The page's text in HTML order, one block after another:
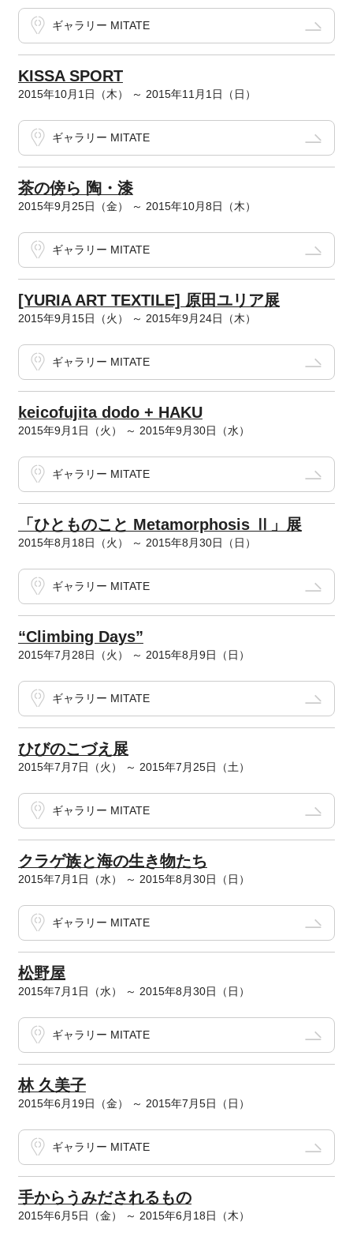
ギャラリー MITATE
KISSA SPORT
2015年10月1日（木） ～ 2015年11月1日（日）
ギャラリー MITATE
茶の傍ら 陶・漆
2015年9月25日（金） ～ 2015年10月8日（木）
ギャラリー MITATE
[YURIA ART TEXTILE] 原田ユリア展
2015年9月15日（火） ～ 2015年9月24日（木）
ギャラリー MITATE
keicofujita dodo + HAKU
2015年9月1日（火） ～ 2015年9月30日（水）
ギャラリー MITATE
「ひとものこと Metamorphosis Ⅱ」展
2015年8月18日（火） ～ 2015年8月30日（日）
ギャラリー MITATE
“Climbing Days”
2015年7月28日（火） ～ 2015年8月9日（日）
ギャラリー MITATE
ひびのこづえ展
2015年7月7日（火） ～ 2015年7月25日（土）
ギャラリー MITATE
クラゲ族と海の生き物たち
2015年7月1日（水） ～ 2015年8月30日（日）
ギャラリー MITATE
松野屋
2015年7月1日（水） ～ 2015年8月30日（日）
ギャラリー MITATE
林 久美子
2015年6月19日（金） ～ 2015年7月5日（日）
ギャラリー MITATE
手からうみだされるもの
2015年6月5日（金） ～ 2015年6月18日（木）